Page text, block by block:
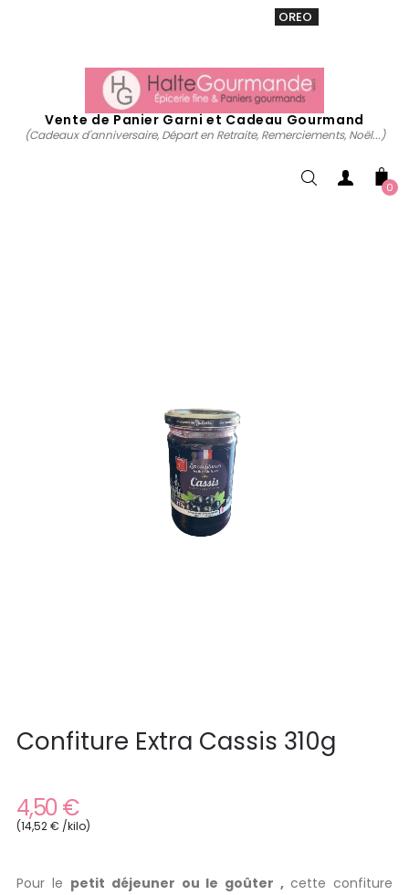
OREO
Vente de Panier Garni et Cadeau Gourmand
(Cadeaux d'anniversaire, Départ en Retraite, Remerciements, Noël...)
0
Confiture Extra Cassis 310g
4,50 €
(14,52 € /kilo)
Pour le petit déjeuner ou le goûter ,cetteconfiture